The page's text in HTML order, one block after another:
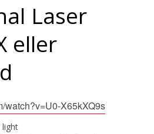
Laser
eller
watch?v=U0-X65kXQ9s
light